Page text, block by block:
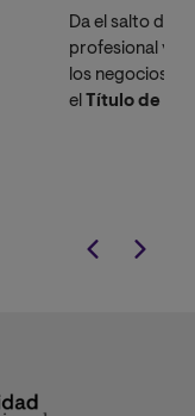
Da el salto
profesional y
los negocios.
elTítulo de